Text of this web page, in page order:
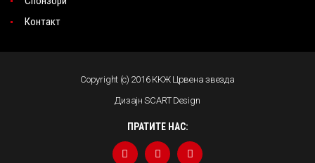
Контакт
Copyright (c) 2016 ККЖ Црвена звезда
Дизајн SCART Design
ПРАТИТЕ НАС: